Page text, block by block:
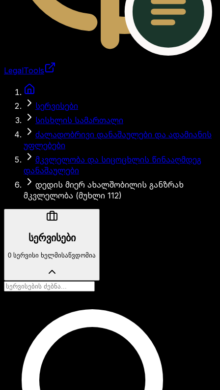
LegalTools
სერვისები
სისხლის სამართალი
ძალადობრივი დანაშაულები და ადამიანის
უფლებები
მკვლელობა და სიცოცხლის წინააღმდეგ
დანაშაულები
დედის მიერ ახალშობილის განზრახ
მკვლელობა (მუხლი 112)
სერვისები
0 სერვისი ხელმისაწვდომია